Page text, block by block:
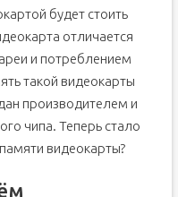
будет стоить
отличается
и потреблением
такой видеокарты
производителем и
чипа. Теперь стало
видеокарты?